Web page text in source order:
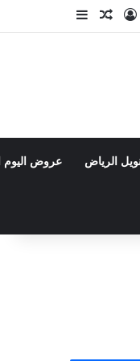
تسجيل الدخول
مقال عشوائي
إضافة عمود
الرياض عروض اليوم